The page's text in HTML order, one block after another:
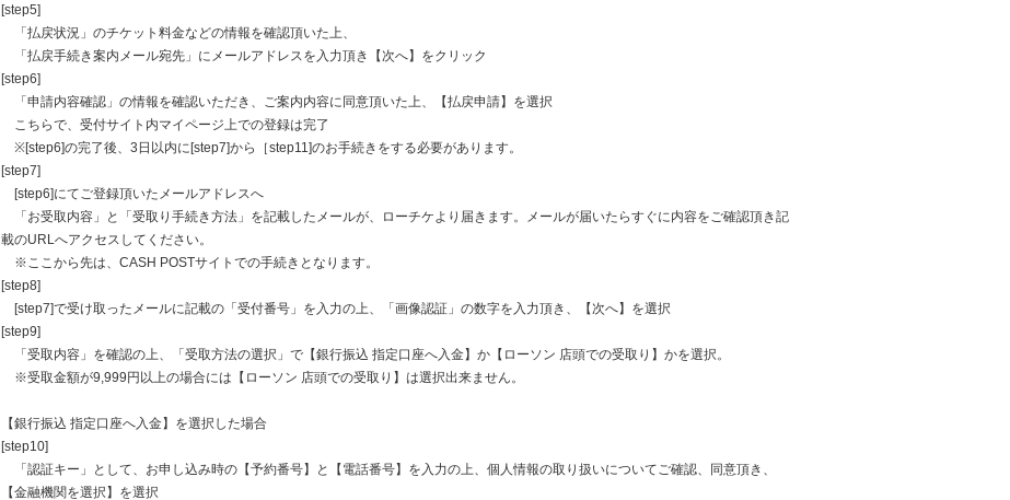
[step5]
「払戻状況」のチケット料金などの情報を確認頂いた上、
「払戻手続き案内メール宛先」にメールアドレスを入力頂き【次へ】をクリック
[step6]
「申請内容確認」の情報を確認いただき、ご案内内容に同意頂いた上、【払戻申請】を選択
こちらで、受付サイト内マイページ上での登録は完了
※[step6]の完了後、3日以内に[step7]から［step11]のお手続きをする必要があります。
[step7]
[step6]にてご登録頂いたメールアドレスへ
「お受取内容」と「受取り手続き方法」を記載したメールが、ローチケより届きます。メールが届いたらすぐに内容をご確認頂き記
載のURLへアクセスしてください。
※ここから先は、CASH POSTサイトでの手続きとなります。
[step8]
[step7]で受け取ったメールに記載の「受付番号」を入力の上、「画像認証」の数字を入力頂き、【次へ】を選択
[step9]
「受取内容」を確認の上、「受取方法の選択」で【銀行振込 指定口座へ入金】か【ローソン 店頭での受取り】かを選択。
※受取金額が9,999円以上の場合には【ローソン 店頭での受取り】は選択出来ません。
【銀行振込 指定口座へ入金】を選択した場合
[step10]
「認証キー」として、お申し込み時の【予約番号】と【電話番号】を入力の上、個人情報の取り扱いについてご確認、同意頂き、
【金融機関を選択】を選択